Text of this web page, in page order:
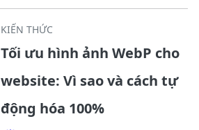
KIẾN THỨC
Tối ưu hình ảnh WebP cho
website: Vì sao và cách tự
động hóa 100%